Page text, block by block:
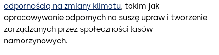
odpornością na zmiany klimatu, takim jak
opracowywanie odpornych na suszę upraw i tworzenie
zarządzanych przez społeczności lasów
namorzynowych.